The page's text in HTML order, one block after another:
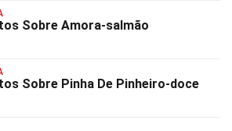
Sobre Amora-salmão
Sobre Pinha De Pinheiro-doce